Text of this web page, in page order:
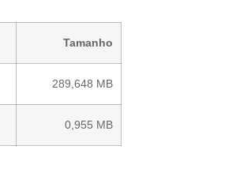
Tamanho
289,648 MB
0,955 MB